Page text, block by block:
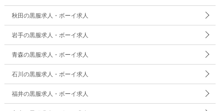
秋田の黒服求人・ボーイ求人
岩手の黒服求人・ボーイ求人
青森の黒服求人・ボーイ求人
石川の黒服求人・ボーイ求人
福井の黒服求人・ボーイ求人